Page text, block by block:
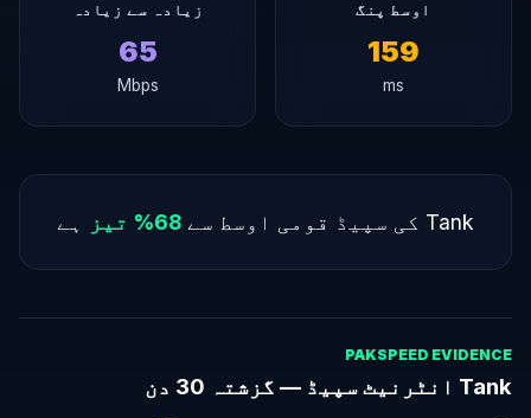
اوسط پنگ
159
ms
زیادہ سے زیادہ
65
Mbps
Tank کی سپیڈ قومی اوسط سے 68% تیز ہے
PAKSPEED EVIDENCE
Tank انٹرنیٹ سپیڈ — گزشتہ 30 دن